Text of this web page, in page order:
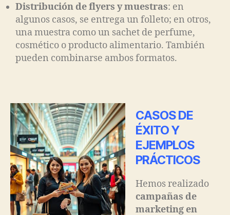
Distribución de flyers y muestras: en
algunos casos, se entrega un folleto; en otros,
una muestra como un sachet de perfume,
cosmético o producto alimentario. También
pueden combinarse ambos formatos.
CASOS DE
ÉXITO Y
EJEMPLOS
PRÁCTICOS
Hemos realizado
campañas de
marketing en